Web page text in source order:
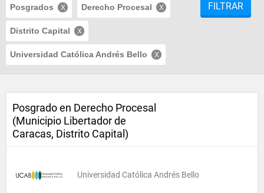
Posgrados Derecho Procesal
Distrito Capital
Universidad Católica Andrés Bello
FILTRAR
Posgrado en Derecho Procesal
(Municipio Libertador de
Caracas, Distrito Capital)
Universidad Católica Andrés Bello